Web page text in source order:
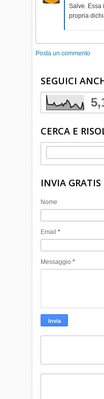
Salve. Essa
propria
Posta un commento
SEGUICI
CERCA E
INVIA
Nome
Email*
Messaggio*